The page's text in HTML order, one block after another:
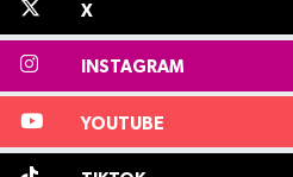
X
INSTAGRAM
YOUTUBE